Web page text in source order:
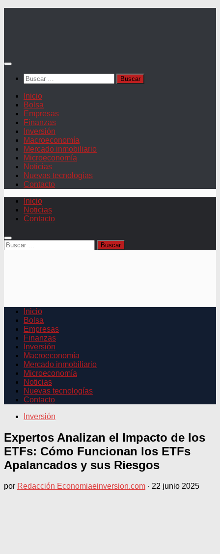
Buscar:
Inicio
Bolsa
Empresas
Finanzas
Inversión
Macroeconomía
Mercado inmobiliario
Microeconomía
Noticias
Nuevas tecnologías
Contacto
Inicio
Noticias
Contacto
Buscar:
Inicio
Bolsa
Empresas
Finanzas
Inversión
Macroeconomía
Mercado inmobiliario
Microeconomía
Noticias
Nuevas tecnologías
Contacto
Inversión
Expertos Analizan el Impacto de los
ETFs: Cómo Funcionan los ETFs
Apalancados y sus Riesgos
por Redacción Economiaeinversion.com · 22 junio 2025